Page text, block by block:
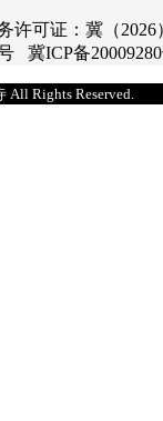
许可证：冀（
冀ICP备
All Rights Reserved.